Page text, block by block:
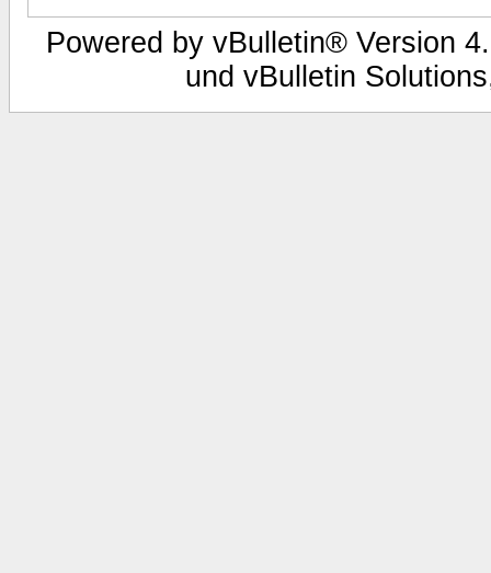
Powered by vBulletin® Version
und vBulletin